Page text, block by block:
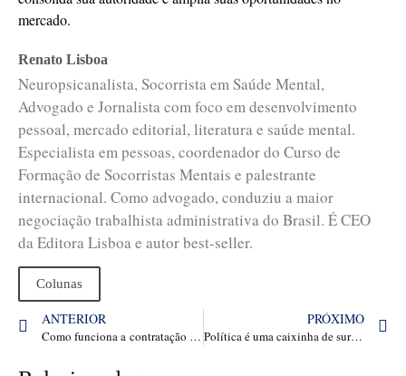
mercado.
Renato Lisboa
Neuropsicanalista, Socorrista em Saúde Mental,
Advogado e Jornalista com foco em desenvolvimento
pessoal, mercado editorial, literatura e saúde mental.
Especialista em pessoas, coordenador do Curso de
Formação de Socorristas Mentais e palestrante
internacional. Como advogado, conduziu a maior
negociação trabalhista administrativa do Brasil. É CEO
da Editora Lisboa e autor best-seller.
Colunas
ANTERIOR
Como funciona a contratação de Autores para o Poder Público por Dispensa de Licitação?
PRÓXIMO
Política é uma caixinha de surpresa e eu posso ser uma, disputando o governo do DF”, diz Luis Miranda